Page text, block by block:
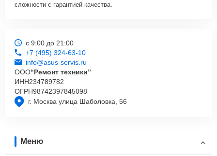
сложности с гарантией качества.
г. Москва улица Шаболовка, 56
с 9:00 до 21:00
+7 (495) 324-63-10
info@asus-servis.ru
ООО“Ремонт техники”
ИНН234789782
ОГРН98742397845098
Меню